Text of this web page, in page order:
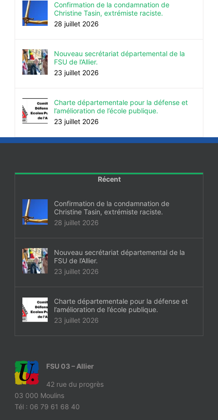
Confirmation de la condamnation de
Christine Tasin, extrémiste raciste.
28 juillet 2026
Nouveau secrétariat départemental de la
FSU de l’Allier.
23 juillet 2026
Charte départementale pour la défense et
l’amélioration de l’école publique.
23 juillet 2026
Récent
Confirmation de la condamnation de
Christine Tasin, extrémiste raciste.
28 juillet 2026
Nouveau secrétariat départemental de la
FSU de l’Allier.
23 juillet 2026
Charte départementale pour la défense et
l’amélioration de l’école publique.
23 juillet 2026
FSU 03 – Allier
42 rue du progrès
03 000 Moulins
Tél : 06 79 61 68 40